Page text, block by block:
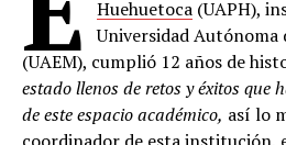
Huehuetoca(UAPH),
Universidad Autónoma
(UAEM), cumplió 12 años de
estado llenos de retos y éxitos que
de este espacio académico, así lo